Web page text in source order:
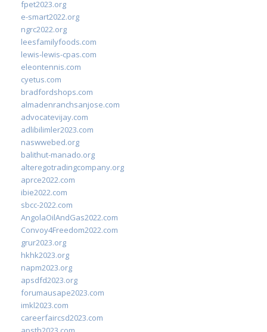
fpet2023.org
e-smart2022.org
ngrc2022.org
leesfamilyfoods.com
lewis-lewis-cpas.com
eleontennis.com
cyetus.com
bradfordshops.com
almadenranchsanjose.com
advocatevijay.com
adlibilimler2023.com
naswwebed.org
balithut-manado.org
alteregotradingcompany.org
aprce2022.com
ibie2022.com
sbcc-2022.com
AngolaOilAndGas2022.com
Convoy4Freedom2022.com
grur2023.org
hkhk2023.org
napm2023.org
apsdfd2023.org
forumausape2023.com
imkl2023.com
careerfaircsd2023.com